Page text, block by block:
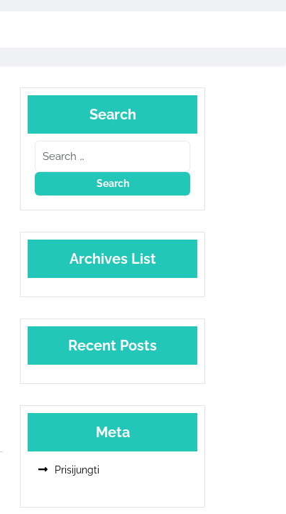
Search
Archives List
Recent Posts
Meta
Prisijungti